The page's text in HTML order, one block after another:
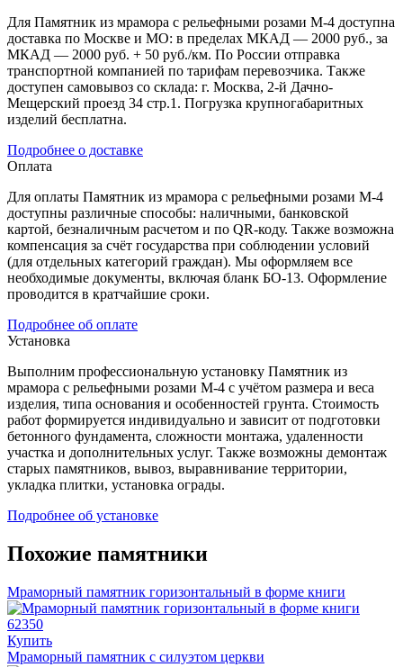
Для Памятник из мрамора с рельефными розами М-4 доступна
доставка по Москве и МО: в пределах МКАД — 2000 руб., за
МКАД — 2000 руб. + 50 руб./км. По России отправка
транспортной компанией по тарифам перевозчика. Также
доступен самовывоз со склада: г. Москва, 2-й Дачно-
Мещерский проезд 34 стр.1. Погрузка крупногабаритных
изделий бесплатна.
Подробнее о доставке
Оплата
Для оплаты Памятник из мрамора с рельефными розами М-4
доступны различные способы: наличными, банковской
картой, безналичным расчетом и по QR-коду. Также возможна
компенсация за счёт государства при соблюдении условий
(для отдельных категорий граждан). Мы оформляем все
необходимые документы, включая бланк БО-13. Оформление
проводится в кратчайшие сроки.
Подробнее об оплате
Установка
Выполним профессиональную установку Памятник из
мрамора с рельефными розами М-4 с учётом размера и веса
изделия, типа основания и особенностей грунта. Стоимость
работ формируется индивидуально и зависит от подготовки
бетонного фундамента, сложности монтажа, удаленности
участка и дополнительных услуг. Также возможны демонтаж
старых памятников, вывоз, выравнивание территории,
укладка плитки, установка ограды.
Подробнее об установке
Похожие памятники
Мраморный памятник горизонтальный в форме книги
62350
Купить
Мраморный памятник с силуэтом церкви